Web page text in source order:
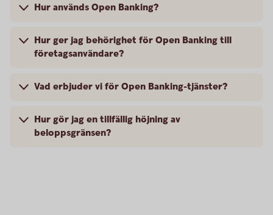
Hur används Open Banking?
Hur ger jag behörighet för Open Banking till
företagsanvändare?
Vad erbjuder vi för Open Banking-tjänster?
Hur gör jag en tillfällig höjning av
beloppsgränsen?